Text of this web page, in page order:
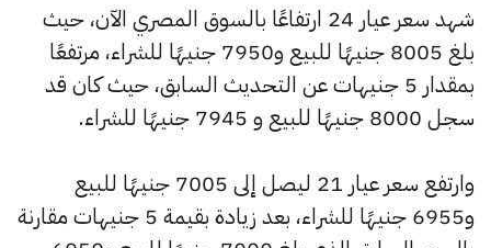
شهد سعر عيار 24 ارتفاعًا بالسوق المصري الآن، حيث
بلغ 8005 جنيهًا للبيع و7950 جنيهًا للشراء، مرتفعًا
بمقدار 5 جنيهات عن التحديث السابق، حيث كان قد
سجل 8000 جنيهًا للبيع و 7945 جنيهًا للشراء.
وارتفع سعر عيار 21 ليصل إلى 7005 جنيهًا للبيع
و6955 جنيهًا للشراء، بعد زيادة بقيمة 5 جنيهات مقارنة